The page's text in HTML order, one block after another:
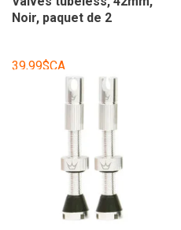
Noir, paquet de 2
39,99$CA